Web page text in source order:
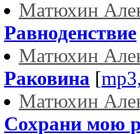
Матюхин
Равноденствие
Матюхин
Раковина [
Матюхин
Сохрани мою